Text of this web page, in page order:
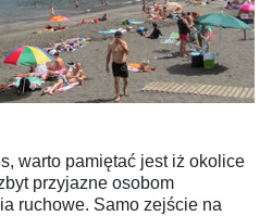
warto pamiętać jest iż okolice
przyjazne osobom
ruchowe. Samo zejście na